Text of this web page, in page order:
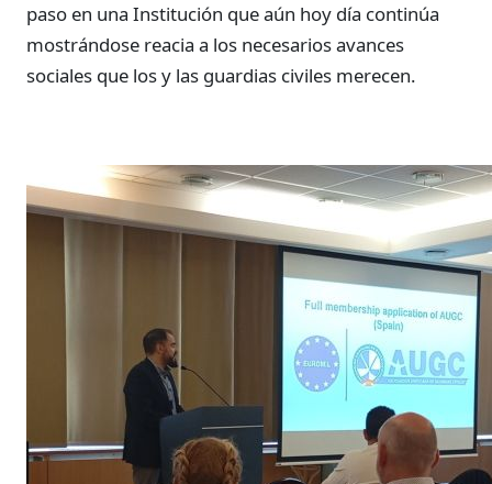
paso en una Institución que aún hoy día continúa
mostrándose reacia a los necesarios avances
sociales que los y las guardias civiles merecen.